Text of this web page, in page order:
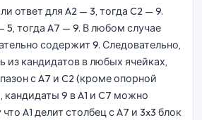
ответ для A2 — 3, тогда C2 — 9.
5, тогда A7 — 9. В любом случае
содержит 9. Следовательно,
кандидатов в любых ячейках,
с A7 и C2 (кроме опорной
9 в A1 и C7 можно
A1 делит столбец с A7 и 3x3 блок